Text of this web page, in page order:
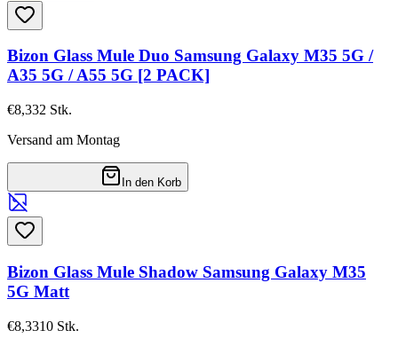
Bizon Glass Mule Duo Samsung Galaxy M35 5G /
A35 5G / A55 5G [2 PACK]
€8,332 Stk.
Versand am Montag
In den Korb
Bizon Glass Mule Shadow Samsung Galaxy M35
5G Matt
€8,3310 Stk.